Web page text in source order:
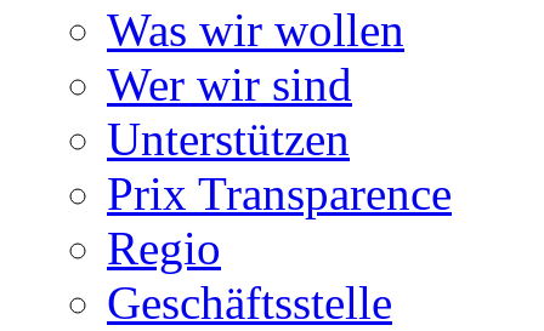
Was wir wollen
Wer wir sind
Unterstützen
Prix Transparence
Regio
Geschäftsstelle